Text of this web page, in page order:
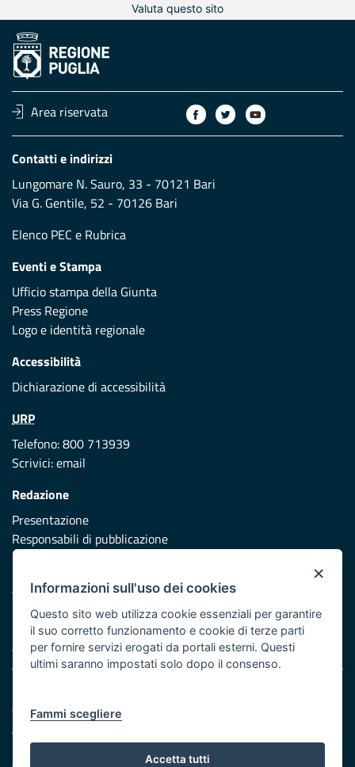
Valuta questo sito
Area riservata
Contatti e indirizzi
Lungomare N. Sauro, 33 - 70121 Bari
Via G. Gentile, 52 - 70126 Bari
Elenco PEC e Rubrica
Eventi e Stampa
Ufficio stampa della Giunta
Press Regione
Logo e identità regionale
Accessibilità
Dichiarazione di accessibilità
URP
Telefono: 800 713939
Scrivici:email
Redazione
Presentazione
Responsabili di pubblicazione
Vai al sito di Protezione Civile Puglia
Iniziativa finanziata con risorse del POR Puglia 2014/2020 -
Asse XI
Cookie e privacy
Atti di notifica
Feed RSS
×
Informazioni sull'uso dei cookies
Questo sito web utilizza cookie essenziali per garantire
il suo corretto funzionamento e cookie di terze parti
per fornire servizi erogati da portali esterni. Questi
ultimi saranno impostati solo dopo il consenso.
Fammi scegliere
Accetta tutti